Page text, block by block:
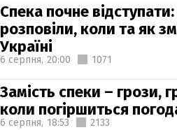
Спека почне
розповіли, коли та як
Україні
6 серпня, 20:00 1071
Замість спеки – грози,
коли погіршиться
6 серпня, 18:53 2133